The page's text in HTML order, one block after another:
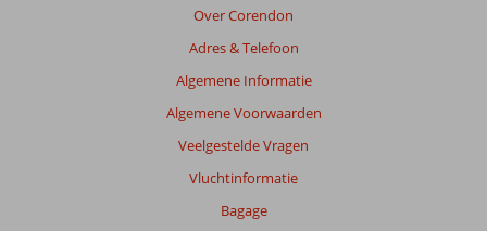
Over Corendon
Adres & Telefoon
Algemene Informatie
Algemene Voorwaarden
Veelgestelde Vragen
Vluchtinformatie
Bagage